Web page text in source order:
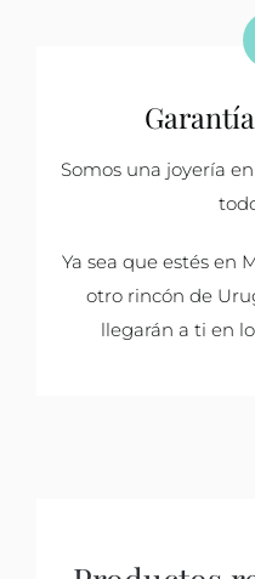
Somos una joyería
Ya sea que estés en
otro rincón de
llegarán a ti en